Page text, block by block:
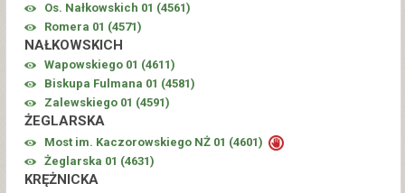
Os. Nałkowskich 01 (4561)
Romera 01 (4571)
NAŁKOWSKICH
Wapowskiego 01 (4611)
Biskupa Fulmana 01 (4581)
Zalewskiego 01 (4591)
ŻEGLARSKA
Most im. Kaczorowskiego NŻ 01 (4601)
Żeglarska 01 (4631)
KRĘŻNICKA